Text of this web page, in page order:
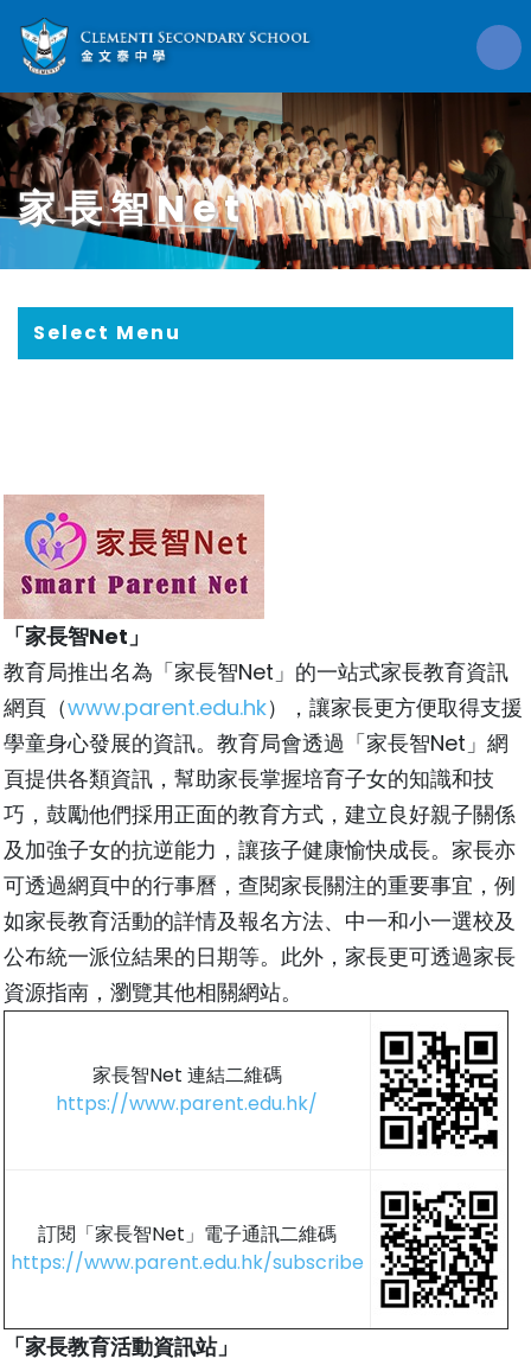
家長智Net
Select Menu
「家長智Net」
教育局推出名為「家長智Net」的一站式家長教育資訊
網頁（www.parent.edu.hk），讓家長更方便取得支援
學童身心發展的資訊。教育局會透過「家長智Net」網
頁提供各類資訊，幫助家長掌握培育子女的知識和技
巧，鼓勵他們採用正面的教育方式，建立良好親子關係
及加強子女的抗逆能力，讓孩子健康愉快成長。家長亦
可透過網頁中的行事曆，查閱家長關注的重要事宜，例
如家長教育活動的詳情及報名方法、中一和小一選校及
公布統一派位結果的日期等。此外，家長更可透過家長
資源指南，瀏覽其他相關網站。
家長智Net 連結二維碼
https://www.parent.edu.hk/
訂閱「家長智Net」電子通訊二維碼
https://www.parent.edu.hk/subscribe
「家長教育活動資訊站」